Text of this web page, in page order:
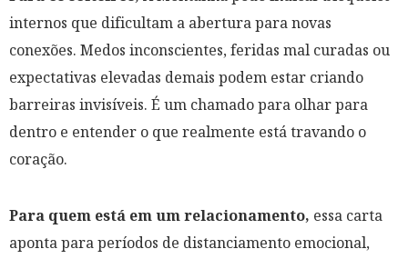
internos que dificultam a abertura para novas
conexões. Medos inconscientes, feridas mal curadas ou
expectativas elevadas demais podem estar criando
barreiras invisíveis. É um chamado para olhar para
dentro e entender o que realmente está travando o
coração.
Para quem está em um relacionamento, essa carta
aponta para períodos de distanciamento emocional,